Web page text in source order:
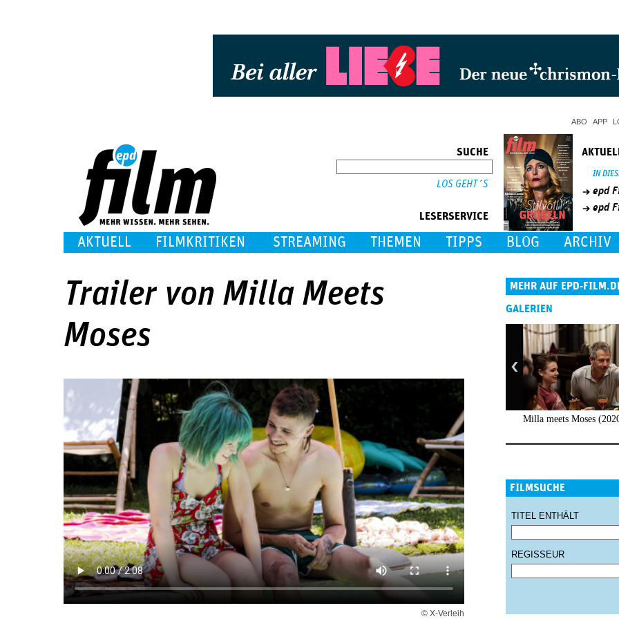
ABO APP
SUCHE
LESERSERVICE
IN
epd
epd
AKTUELL FILMKRITIKEN STREAMING THEMEN TIPPS BLOG ARCHIV
Trailer von Milla Meets
Moses
© X-Verleih
MEHR AUF EPD-
GALERIEN
Milla meets Moses
FILMSUCHE
TITEL ENTHÄLT
REGISSEUR